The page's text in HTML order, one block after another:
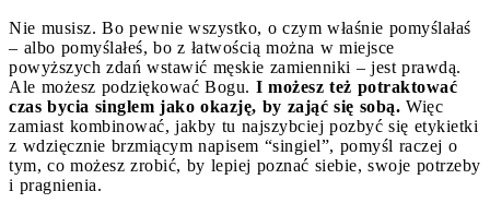
Nie musisz. Bo pewnie wszystko, o czym właśnie pomyślałaś
– albo pomyślałeś, bo z łatwością można w miejsce
powyższych zdań wstawić męskie zamienniki – jest prawdą.
Ale możesz podziękować Bogu. I możesz też potraktować
czas bycia singlem jako okazję, by zająć się sobą. Więc
zamiast kombinować, jakby tu najszybciej pozbyć się etykietki
z wdzięcznie brzmiącym napisem “singiel”, pomyśl raczej o
tym, co możesz zrobić, by lepiej poznać siebie, swoje potrzeby
i pragnienia.